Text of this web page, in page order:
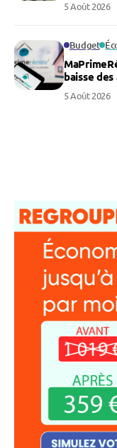
5 Août 2026
Budget
baisse des
5 Août 2026